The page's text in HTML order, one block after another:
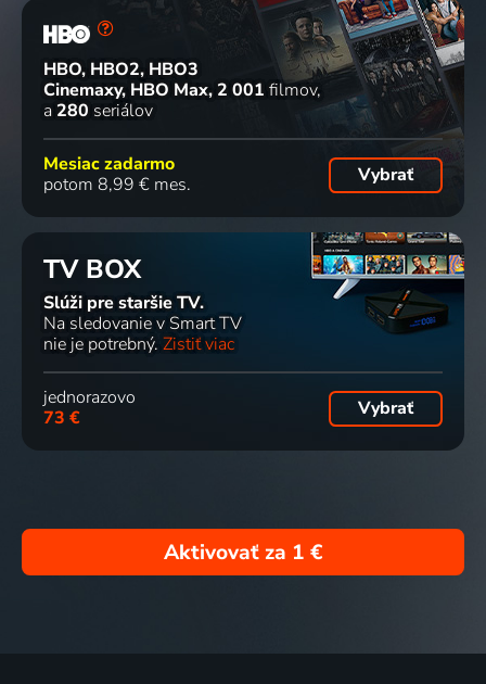
HBO, HBO2, HBO3
Cinemaxy, HBO Max 2 001 filmov
a 280 seriálov
Mesiac zadarmo
potom 8,99 € mes.
Vybrať
TV BOX
Slúži pre staršie TV.
Na sledovanie v Smart TV
nie je potrebný. Zistiť viac
jednorazovo
73 €
Vybrať
Aktivovať za 1 €